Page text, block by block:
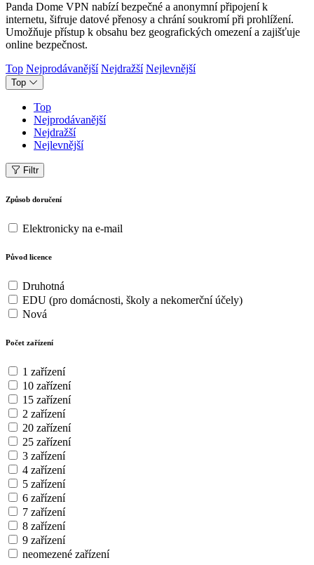
Panda Dome VPN nabízí bezpečné a anonymní připojení k
internetu, šifruje datové přenosy a chrání soukromí při prohlížení.
Umožňuje přístup k obsahu bez geografických omezení a zajišťuje
online bezpečnost.
Top Nejprodávanější Nejdražší Nejlevnější
Top
Top
Nejprodávanější
Nejdražší
Nejlevnější
Filtr
Způsob doručení
Elektronicky na e-mail
Původ licence
Druhotná
EDU (pro domácnosti, školy a nekomerční účely)
Nová
Počet zařízení
1 zařízení
10 zařízení
15 zařízení
2 zařízení
20 zařízení
25 zařízení
3 zařízení
4 zařízení
5 zařízení
6 zařízení
7 zařízení
8 zařízení
9 zařízení
neomezené zařízení